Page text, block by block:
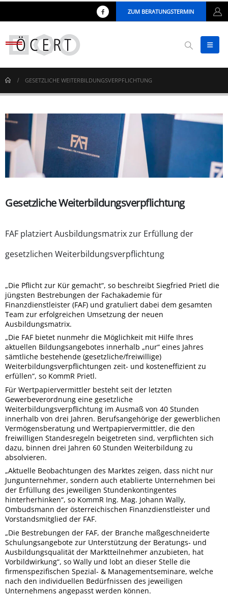
ZUM BERATUNGSTERMIN
GESETZLICHE WEITERBILDUNGSVERPFLICHTUNG
Gesetzliche Weiterbildungsverpflichtung
FAF platziert Ausbildungsmatrix zur Erfüllung der
gesetzlichen Weiterbildungsverpflichtung
„Die Pflicht zur Kür gemacht“, so beschreibt Siegfried Prietl die
jüngsten Bestrebungen der Fachakademie für
Finanzdienstleister (FAF) und gratuliert dabei dem gesamten
Team zur erfolgreichen Umsetzung der neuen
Ausbildungsmatrix.
„Die FAF bietet nunmehr die Möglichkeit mit Hilfe Ihres
aktuellen Bildungsangebotes innerhalb „nur“ eines Jahres
sämtliche bestehende (gesetzliche/freiwillige)
Weiterbildungsverpflichtungen zeit- und kosteneffizient zu
erfüllen“, so KommR Prietl.
Für Wertpapiervermittler besteht seit der letzten
Gewerbeverordnung eine gesetzliche
Weiterbildungsverpflichtung im Ausmaß von 40 Stunden
innerhalb von drei Jahren. Berufsangehörige der gewerblichen
Vermögensberatung und Wertpapiervermittler, die den
freiwilligen Standesregeln beigetreten sind, verpflichten sich
dazu, binnen drei Jahren 60 Stunden Weiterbildung zu
absolvieren.
„Aktuelle Beobachtungen des Marktes zeigen, dass nicht nur
Jungunternehmer, sondern auch etablierte Unternehmen bei
der Erfüllung des jeweiligen Stundenkontingentes
hinterherhinken“, so KommR Ing. Mag. Johann Wally,
Ombudsmann der österreichischen Finanzdienstleister und
Vorstandsmitglied der FAF.
„Die Bestrebungen der FAF, der Branche maßgeschneiderte
Schulungsangebote zur Unterstützung der Beratungs- und
Ausbildungsqualität der Marktteilnehmer anzubieten, hat
Vorbildwirkung“, so Wally und lobt an dieser Stelle die
firmenspezifischen Spezial- & Managementseminare, welche
nach den individuellen Bedürfnissen des jeweiligen
Unternehmens angepasst werden können.